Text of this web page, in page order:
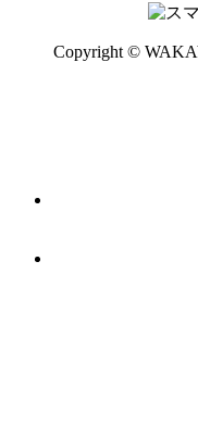
Copyright ©